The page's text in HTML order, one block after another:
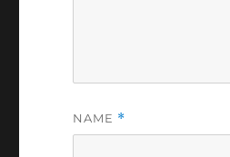
NAME *